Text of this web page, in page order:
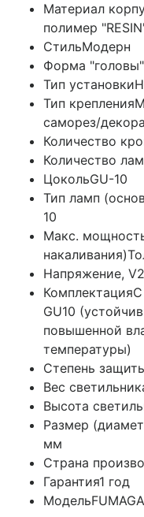
Материал
полимер
СтильМодерн
Форма
Тип установки
Тип крепления
саморез/
Количество
Количество
ЦокольGU-10
Тип ламп
10
Макс.
накаливания)
Напряжение, V
Комплектация
GU10
повышенной
температуры)
Степень
Вес
Высота
Размер
мм
Страна
Гарантия1 год
Модель